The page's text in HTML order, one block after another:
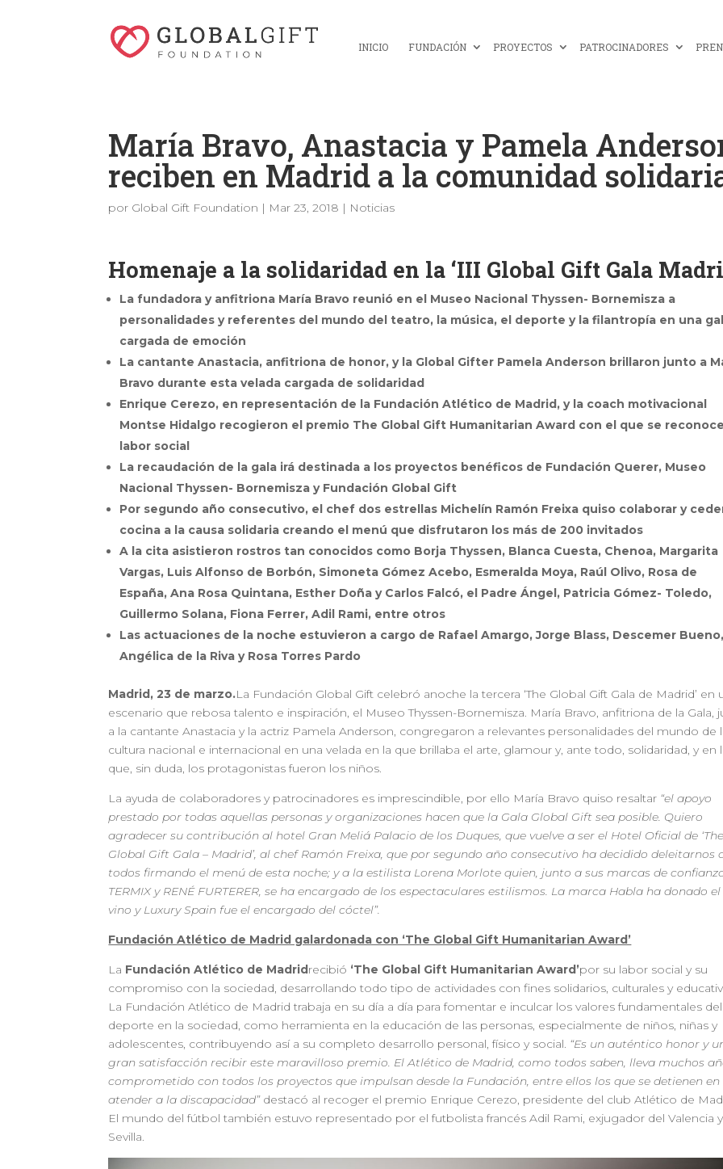
INICIO FUNDACIÓN PROYECTOS PATROCINADORES
María Bravo, Anastacia y Pamela
reciben en Madrid a la comunidad
por Global Gift Foundation | Mar 23, 2018 | Noticias
Homenaje a la solidaridad en la ‘III Global Gift Gala
La fundadora y anfitriona María Bravo reunió en el Museo Nacional Thyssen- Bornemisza a
personalidades y referentes del mundo del teatro, la música, el deporte y la filantropía en una
cargada de emoción
La cantante Anastacia, anfitriona de honor, y la Global Gifter Pamela Anderson brillaron junto a
Bravo durante esta velada cargada de solidaridad
Enrique Cerezo, en representación de la Fundación Atlético de Madrid, y la coach motivacional
Montse Hidalgo recogieron el premio The Global Gift Humanitarian Award con el que se
labor social
La recaudación de la gala irá destinada a los proyectos benéficos de Fundación Querer, Museo
Nacional Thyssen- Bornemisza y Fundación Global Gift
Por segundo año consecutivo, el chef dos estrellas Michelín Ramón Freixa quiso colaborar y
cocina a la causa solidaria creando el menú que disfrutaron los más de 200 invitados
A la cita asistieron rostros tan conocidos como Borja Thyssen, Blanca Cuesta, Chenoa, Margarita
Vargas, Luis Alfonso de Borbón, Simoneta Gómez Acebo, Esmeralda Moya, Raúl Olivo, Rosa de
España, Ana Rosa Quintana, Esther Doña y Carlos Falcó, el Padre Ángel, Patricia Gómez- Toledo,
Guillermo Solana, Fiona Ferrer, Adil Rami, entre otros
Las actuaciones de la noche estuvieron a cargo de Rafael Amargo, Jorge Blass, Descemer Bueno,
Angélica de la Riva y Rosa Torres Pardo
Madrid,23 de marzo.La Fundación Global Gift celebró anoche la tercera ‘The Global Gift Gala de Madrid’ en
escenario que rebosa talento e inspiración, el Museo Thyssen-Bornemisza. María Bravo, anfitriona de la Gala,
a la cantante Anastacia y la actriz Pamela Anderson, congregaron a relevantes personalidades del mundo de
cultura nacional e internacional en una velada en la que brillaba el arte, glamour y, ante todo, solidaridad, y en
que, sin duda, los protagonistas fueron los niños.
La ayuda de colaboradores y patrocinadores es imprescindible, por ello María Bravo quiso resaltar “el apoyo
prestado por todas aquellas personas y organizaciones hacen que la Gala Global Gift sea posible. Quiero
agradecer su contribución al hotel Gran Meliá Palacio de los Duques, que vuelve a ser el Hotel Oficial de ‘The
Global Gift Gala – Madrid’, al chef Ramón Freixa, que por segundo año consecutivo ha decidido deleitarnos
todos firmando el menú de esta noche; y a la estilista Lorena Morlote quien, junto a sus marcas de
TERMIX y RENÉ FURTERER, se ha encargado de los espectaculares estilismos. La marca Habla ha donado el
vino y Luxury Spain fue el encargado del cóctel”.
Fundación Atlético de Madrid galardonada con ‘The Global Gift Humanitarian Award’
La Fundación Atlético de Madridrecibió ‘The Global Gift Humanitarian Award’por su labor social y su
compromiso con la sociedad, desarrollando todo tipo de actividades con fines solidarios, culturales y
La Fundación Atlético de Madrid trabaja en su día a día para fomentar e inculcar los valores fundamentales del
deporte en la sociedad, como herramienta en la educación de las personas, especialmente de niños, niñas y
adolescentes, contribuyendo así a su completo desarrollo personal, físico y social. “Es un auténtico honor y
gran satisfacción recibir este maravilloso premio. El Atlético de Madrid, como todos saben, lleva muchos
comprometido con todos los proyectos que impulsan desde la Fundación, entre ellos los que se detienen en
atender a la discapacidad” destacó al recoger el premio Enrique Cerezo, presidente del club Atlético de
El mundo del fútbol también estuvo representado por el futbolista francés Adil Rami, exjugador del Valencia
Sevilla.